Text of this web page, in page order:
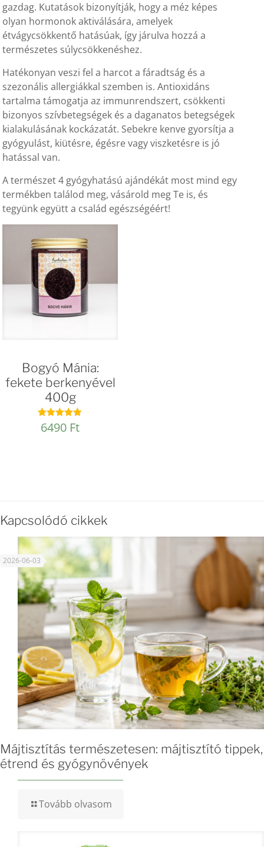
gazdag. Kutatások bizonyítják, hogy a méz képes
olyan hormonok aktiválására, amelyek
étvágycsökkentő hatásúak, így járulva hozzá a
természetes súlycsökkenéshez.
Hatékonyan veszi fel a harcot a fáradtság és a
szezonális allergiákkal szemben is. Antioxidáns
tartalma támogatja az immunrendszert, csökkenti
bizonyos szívbetegségek és a daganatos betegségek
kialakulásának kockázatát. Sebekre kenve gyorsítja a
gyógyulást, kiütésre, égésre vagy viszketésre is jó
hatással van.
A természet 4 gyógyhatású ajándékát most mind egy
termékben találod meg, vásárold meg Te is, és
tegyünk együtt a család egészségéért!
Bogyó Mánia:
fekete berkenyével
400g
Értékelés:
4.92
6490 Ft
Kapcsolódó cikkek
2026-06-03
Májtisztítás természetesen: májtisztító tippek,
étrend és gyógynövények
Tovább olvasom